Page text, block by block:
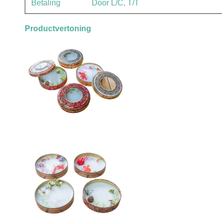
Betaling Door L/C, T/T
Productvertoning